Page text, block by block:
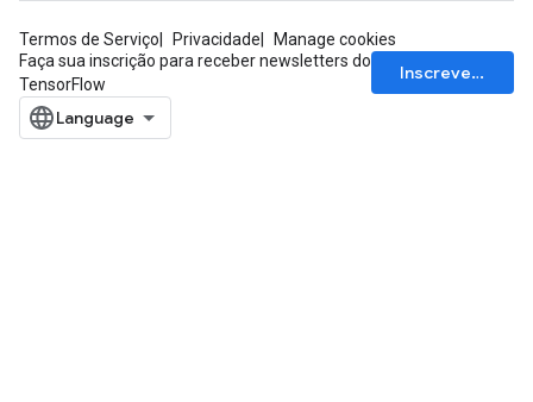
Termos de Serviço Privacidade
Manage cookies
Faça sua inscrição para receber newsletters do
TensorFlow
Inscrever-se